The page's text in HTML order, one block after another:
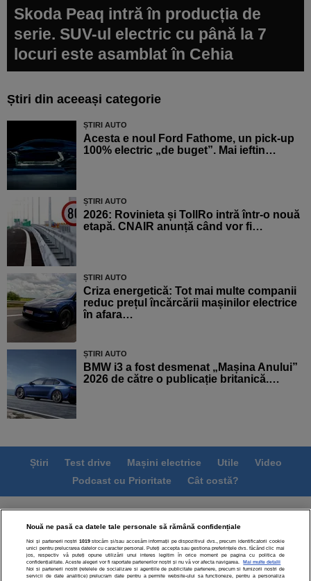
Skoda Peaq intră în producția de
serie. SUV-ul electric cu până la 7
locuri este asamblat în Cehia
Știri din aceeași categorie
ȘTIRI AUTO
Acesta e noul Ford Fathome, un pick-up
100% electric „de buget”. Mai ieftin…
ȘTIRI AUTO
2026: Rovinieta și TollRo intră într-o nouă
etapă. CNAIR anunță când vor fi…
ȘTIRI AUTO
Criza energetică: Tot mai multe companii
reduc prețul încărcării mașinilor electrice
în afara…
ȘTIRI AUTO
BMW i3 a fost desmenat „Mașina Anului”
2026 de către o publicație britanică.…
Știri Test drive Mașini electrice Utile
Video
Podcast cu Prioritate
Cât costă?
Termeni si conditii
Politica de confidentialitate
Politica de cookies
Echipa editorială
Contact
Modifică Setările
Nouă ne pasă ca datele tale personale să rămână confidențiale
Noi și partenerii noștri 1019stocăm și/sau accesăm informații pe dispozitivul dvs., precum identificatorii cookie
unici pentru prelucrarea datelor cu caracter personal. Puteți accepta sau gestiona preferințele dvs. făcând clic mai
jos, respectiv vă puteți opune utilizării unui interes legitim în orice moment pe pagina cu politica de
confidențialitate. Aceste alegeri vor fi raportate partenerilor noștri și nu vă vor afecta navigarea.
Mai multe detalii
Noi si partenerii nostri (retelele de socializare si agentiile de publicitate partenere, precum si furnizorii nostri de
servicii de date analitice) prelucram date pentru a permite website-ului sa functioneze, pentru a personaliza